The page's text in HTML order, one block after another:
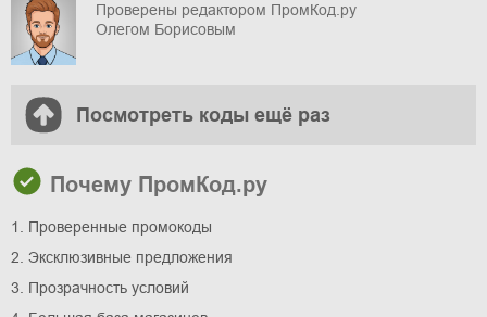
Проверены редактором ПромКод.ру
Олегом Борисовым
Посмотреть коды ещё раз
Почему ПромКод.ру
1. Проверенные промокоды
2. Эксклюзивные предложения
3. Прозрачность условий